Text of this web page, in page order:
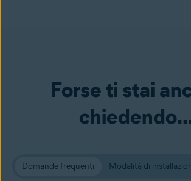
Forse ti stai
Domande frequenti Modalità di